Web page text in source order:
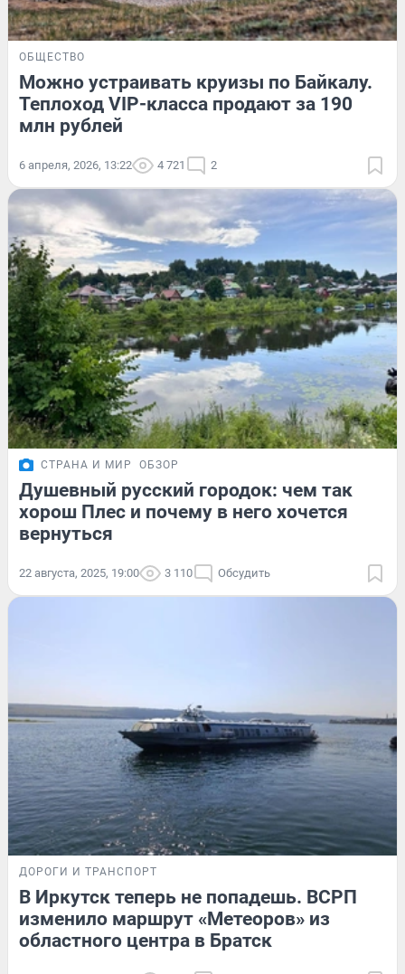
ОБЩЕСТВО
Можно устраивать круизы по Байкалу.
Теплоход VIP-класса продают за 190
млн рублей
6 апреля, 2026, 13:22 4 721 2
СТРАНА И МИР ОБЗОР
Душевный русский городок: чем так
хорош Плес и почему в него хочется
вернуться
22 августа, 2025, 19:00 3 110 Обсудить
ДОРОГИ И ТРАНСПОРТ
В Иркутск теперь не попадешь. ВСРП
изменило маршрут «Метеоров» из
областного центра в Братск